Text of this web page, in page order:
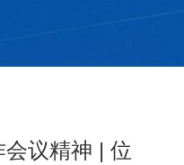
议精神 | 位